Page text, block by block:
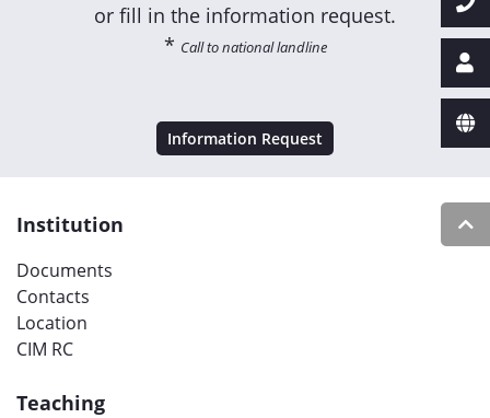
or fill in the information request.
* Call to national landline
Information Request
Institution
Documents
Contacts
Location
CIM RC
Teaching